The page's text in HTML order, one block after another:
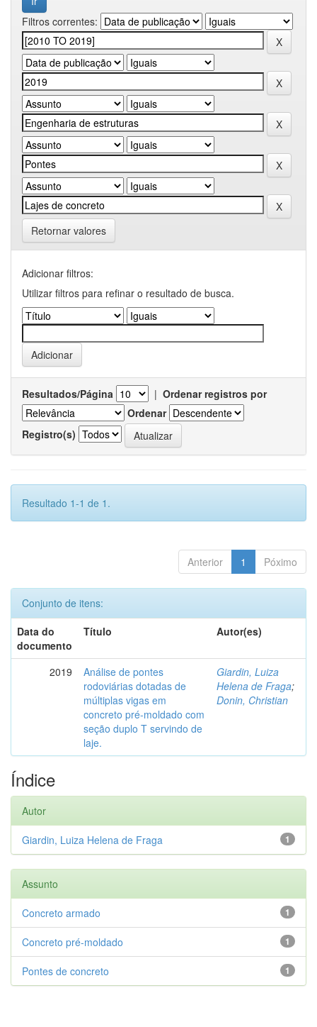
Filtros correntes:
Retornar valores
Adicionar filtros:
Utilizar filtros para refinar o resultado de busca.
Resultados/Página | Ordenar registros por
Ordenar
Registro(s)
Resultado 1-1 de 1.
Anterior 1 Póximo
Conjunto de itens:
Data do
documento
Título Autor(es)
2019
Análise de pontes
rodoviárias dotadas de
múltiplas vigas em
concreto pré-moldado com
seção duplo T servindo de
laje.
Giardin, Luiza
Helena de Fraga;
Donin, Christian
Índice
Autor
1
Giardin, Luiza Helena de Fraga
Assunto
1
Concreto armado
1
Concreto pré-moldado
1
Pontes de concreto